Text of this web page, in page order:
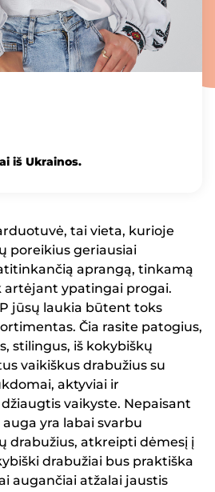
iš Ukrainos.
tai vieta, kurioje
poreikius geriausiai
aprangą, tinkamą
artėjant ypatingai progai.
jūsų laukia būtent toks
Čia rasite patogius,
stilingus, iš kokybiškų
vaikiškus drabužius su
aktyviai ir
vaikyste. Nepaisant
yra labai svarbu
drabužius, atkreipti dėmesį į
drabužiai bus praktiška
augančiai atžalai jaustis